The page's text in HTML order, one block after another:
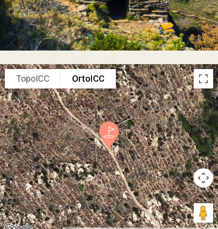
TopoICC OrtoICC